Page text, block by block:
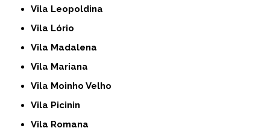
Vila Leopoldina
Vila Lório
Vila Madalena
Vila Mariana
Vila Moinho Velho
Vila Picinin
Vila Romana